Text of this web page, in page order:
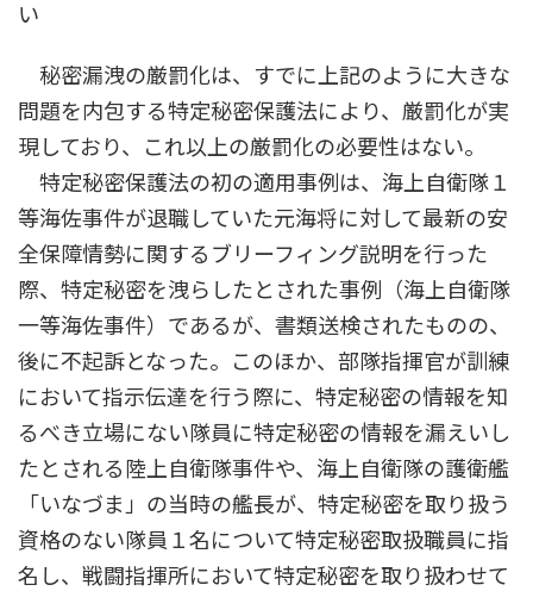
い
秘密漏洩の厳罰化は、すでに上記のように大きな
問題を内包する特定秘密保護法により、厳罰化が実
現しており、これ以上の厳罰化の必要性はない。
特定秘密保護法の初の適用事例は、海上自衛隊１
等海佐事件が退職していた元海将に対して最新の安
全保障情勢に関するブリーフィング説明を行った
際、特定秘密を洩らしたとされた事例（海上自衛隊
一等海佐事件）であるが、書類送検されたものの、
後に不起訴となった。このほか、部隊指揮官が訓練
において指示伝達を行う際に、特定秘密の情報を知
るべき立場にない隊員に特定秘密の情報を漏えいし
たとされる陸上自衛隊事件や、海上自衛隊の護衛艦
「いなづま」の当時の艦長が、特定秘密を取り扱う
資格のない隊員１名について特定秘密取扱職員に指
名し、戦闘指揮所において特定秘密を取り扱わせて